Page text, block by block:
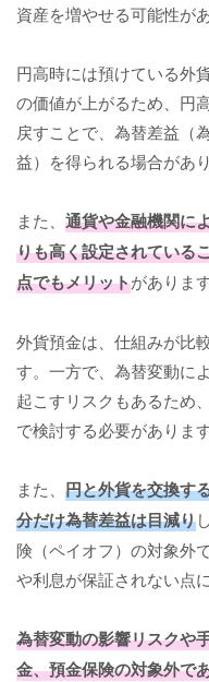
資産を増やせる可能性が
円高時には預けている外
の価値が上がるため、円
戻すことで、為替差益（
益）を得られる場合があり
また、 通貨や金融機関に
りも高く設定されている
点でもメリットがあります
外貨預金は、仕組みが比
す。一方で、為替変動に
起こすリスクもあるため
で検討する必要があります
また、 円と外貨を交換す
分だけ為替差益は目減り
険（ペイオフ）の対象外
や利息が保証されない点
為替変動の影響リスクや
金、預金保険の対象外で